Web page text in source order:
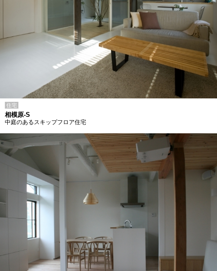
住宅
相模原-S
中庭のあるスキップフロア住宅